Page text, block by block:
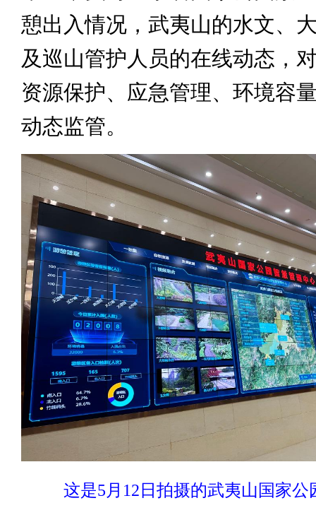
憩出入情况，武夷山的水文、
及巡山管护人员的在线动态，
资源保护、应急管理、环境容
动态监管。
这是5月12日拍摄的武夷山国家公